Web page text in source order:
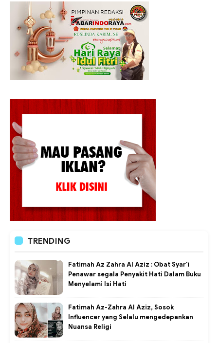
TRENDING
Fatimah Az Zahra Al Aziz : Obat Syar'i
Penawar segala Penyakit Hati Dalam Buku
Menyelami Isi Hati
Fatimah Az-Zahra Al Aziz, Sosok
Influencer yang Selalu mengedepankan
Nuansa Religi